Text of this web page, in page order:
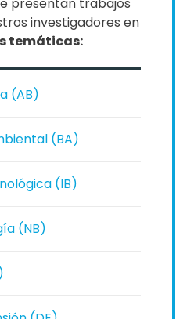
presentan trabajos
investigadores en
temáticas:
(AB)
(BA)
(IB)
(NB)